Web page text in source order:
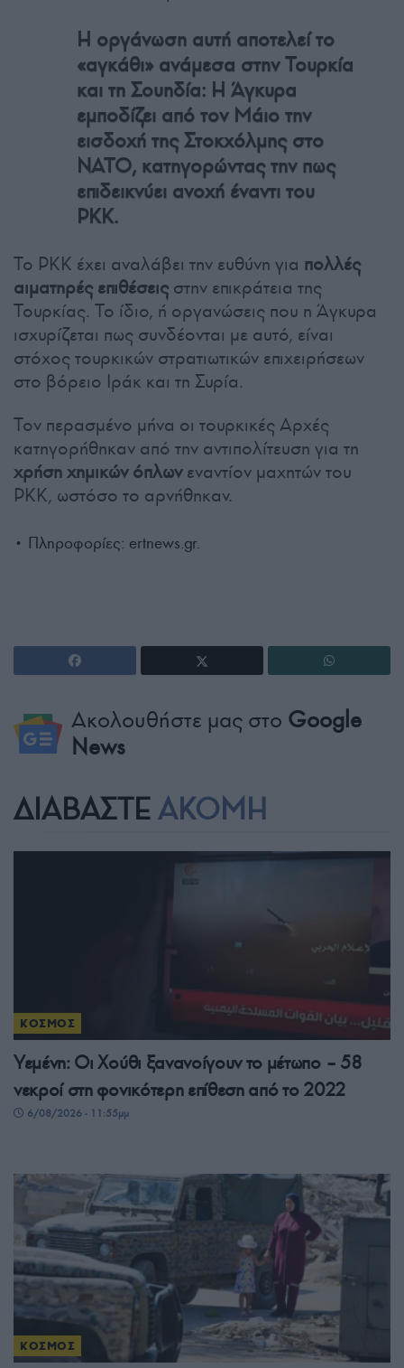
Η οργάνωση αυτή αποτελεί το
«αγκάθι» ανάμεσα στην Τουρκία
και τη Σουηδία: Η Άγκυρα
εμποδίζει από τον Μάιο την
εισδοχή της Στοκχόλμης στο
NATO, κατηγορώντας την πως
επιδεικνύει ανοχή έναντι του
PKK.
Το PKK έχει αναλάβει την ευθύνη για πολλές
αιματηρές επιθέσειςστην επικράτεια της
Τουρκίας. Το ίδιο, ή οργανώσεις που η Άγκυρα
ισχυρίζεται πως συνδέονται με αυτό, είναι
στόχος τουρκικών στρατιωτικών επιχειρήσεων
στο βόρειο Ιράκ και τη Συρία.
Τον περασμένο μήνα οι τουρκικές Αρχές
κατηγορήθηκαν από την αντιπολίτευση για τη
χρήση χημικών όπλωνεναντίον μαχητών του
PKK, ωστόσο το αρνήθηκαν.
• Πληροφορίες: ertnews.gr.
Ακολουθήστε μας στο Google
News
ΔΙΑΒΑΣΤΕ ΑΚΟΜΗ
ΚΟΣΜΟΣ
Υεμένη: Οι Χούθι ξανανοίγουν το μέτωπο – 58
νεκροί στη φονικότερη επίθεση από το 2022
6/08/2026 - 11:55μμ
ΚΟΣΜΟΣ